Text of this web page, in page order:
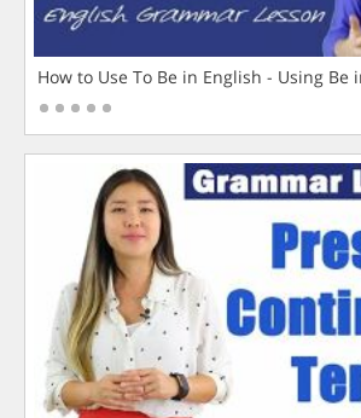
How to Use To Be in English - Using